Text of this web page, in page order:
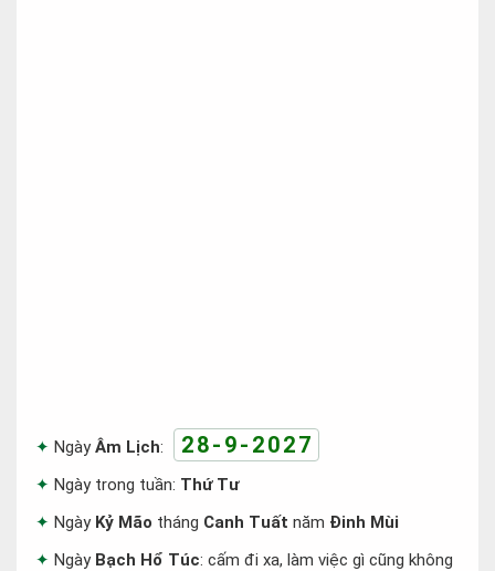
NgàyÂm Lịch: 28-9-2027
Ngày trong tuần: Thứ Tư
Ngày Kỷ Mão tháng Canh Tuất năm Đinh Mùi
Ngày Bạch Hổ Túc: cấm đi xa, làm việc gì cũng không